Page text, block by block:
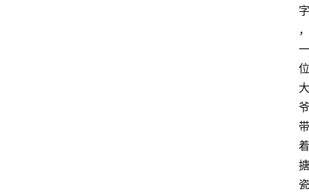
字
，
一
位
大
爷
带
着
搪
瓷